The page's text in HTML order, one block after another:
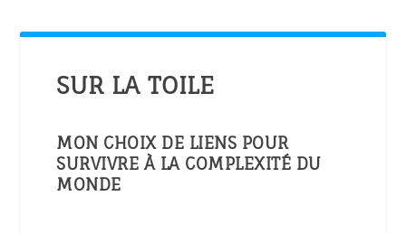
SUR LA TOILE
MON CHOIX DE LIENS POUR
SURVIVRE À LA COMPLEXITÉ DU
MONDE